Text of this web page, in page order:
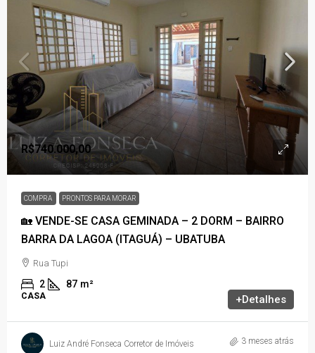
R$740.000,00
COMPRA PRONTOS PARA MORAR
🏡 VENDE-SE CASA GEMINADA – 2 DORM – BAIRRO
BARRA DA LAGOA (ITAGUÁ) – UBATUBA
Rua Tupi
2 87 m²
CASA +Detalhes
Luiz André Fonseca Corretor de Imóveis 3 meses atrás